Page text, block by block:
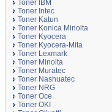
Toner IBM
Toner Intec
Toner Katun
Toner Konica Minolta
Toner Kyocera
Toner Kyocera-Mita
Toner Lexmark
Toner Minolta
Toner Muratec
Toner Nashuatec
Toner NRG
Toner Oce
Toner OKI